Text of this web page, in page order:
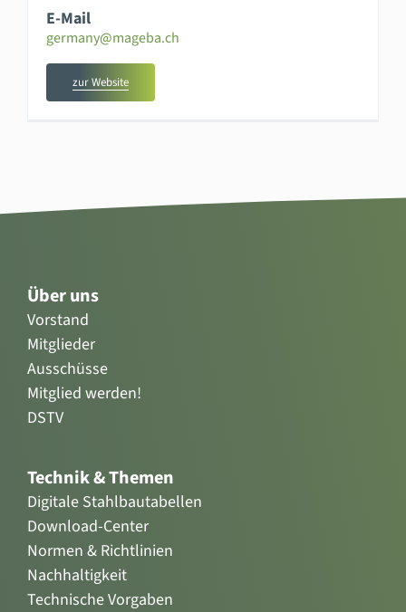
E-Mail
germany@mageba.ch
zur Website
Über uns
Vorstand
Mitglieder
Ausschüsse
Mitglied werden!
DSTV
Technik & Themen
Digitale Stahlbautabellen
Download-Center
Normen & Richtlinien
Nachhaltigkeit
Technische Vorgaben